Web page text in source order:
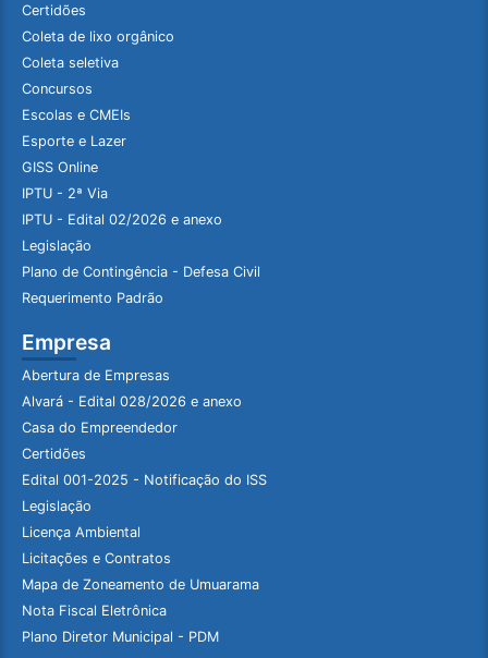
Certidões
Coleta de lixo orgânico
Coleta seletiva
Concursos
Escolas e CMEIs
Esporte e Lazer
GISS Online
IPTU - 2ª Via
IPTU - Edital 02/2026 e anexo
Legislação
Plano de Contingência - Defesa Civil
Requerimento Padrão
Empresa
Abertura de Empresas
Alvará - Edital 028/2026 e anexo
Casa do Empreendedor
Certidões
Edital 001-2025 - Notificação do ISS
Legislação
Licença Ambiental
Licitações e Contratos
Mapa de Zoneamento de Umuarama
Nota Fiscal Eletrônica
Plano Diretor Municipal - PDM